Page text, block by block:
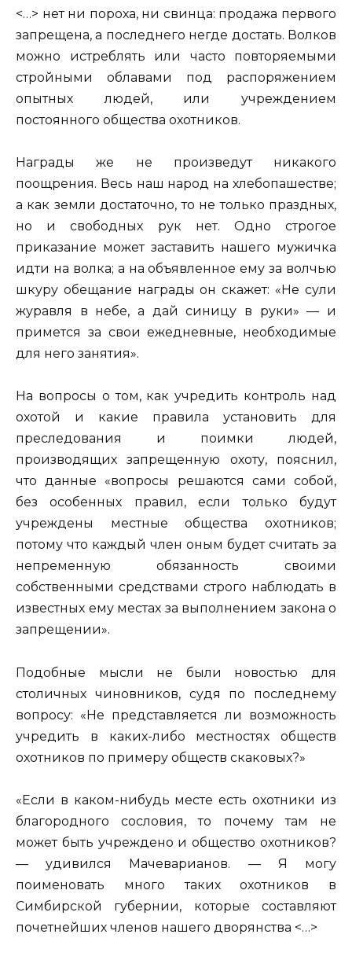
<…> нет ни пороха, ни свинца: продажа первого
запрещена, а последнего негде достать. Волков
можно истреблять или часто повторяемыми
стройными облавами под распоряжением
опытных людей, или учреждением
постоянного общества охотников.
Награды же не произведут никакого
поощрения. Весь наш народ на хлебопашестве;
а как земли достаточно, то не только праздных,
но и свободных рук нет. Одно строгое
приказание может заставить нашего мужичка
идти на волка; а на объявленное ему за волчью
шкуру обещание награды он скажет: «Не сули
журавля в небе, а дай синицу в руки» — и
примется за свои ежедневные, необходимые
для него занятия».
На вопросы о том, как учредить контроль над
охотой и какие правила установить для
преследования и поимки людей,
производящих запрещенную охоту, пояснил,
что данные «вопросы решаются сами собой,
без особенных правил, если только будут
учреждены местные общества охотников;
потому что каждый член оным будет считать за
непременную обязанность своими
собственными средствами строго наблюдать в
известных ему местах за выполнением закона о
запрещении».
Подобные мысли не были новостью для
столичных чиновников, судя по последнему
вопросу: «Не представляется ли возможность
учредить в каких-либо местностях обществ
охотников по примеру обществ скаковых?»
«Если в каком-нибудь месте есть охотники из
благородного сословия, то почему там не
может быть учреждено и общество охотников?
— удивился Мачеварианов. — Я могу
поименовать много таких охотников в
Симбирской губернии, которые составляют
почетнейших членов нашего дворянства <…>